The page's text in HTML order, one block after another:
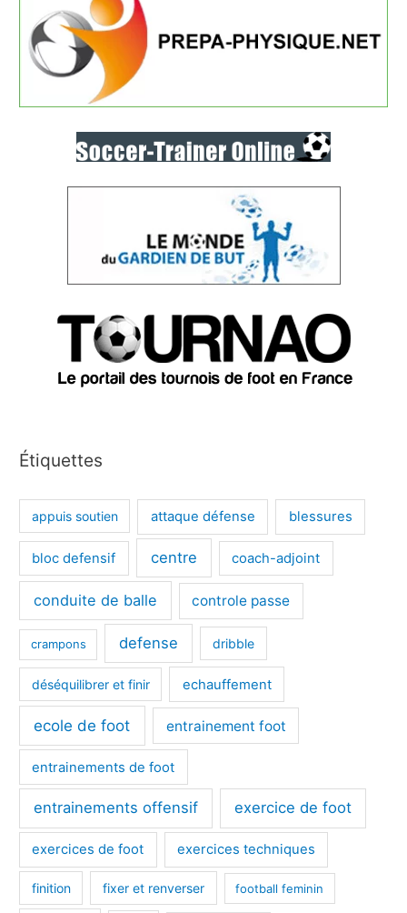
Étiquettes
appuis soutien attaque défense blessures
bloc defensif centre coach-adjoint
conduite de balle controle passe
crampons defense dribble
déséquilibrer et finir echauffement
ecole de foot entrainement foot
entrainements de foot
entrainements offensif exercice de foot
exercices de foot exercices techniques
finition fixer et renverser football feminin